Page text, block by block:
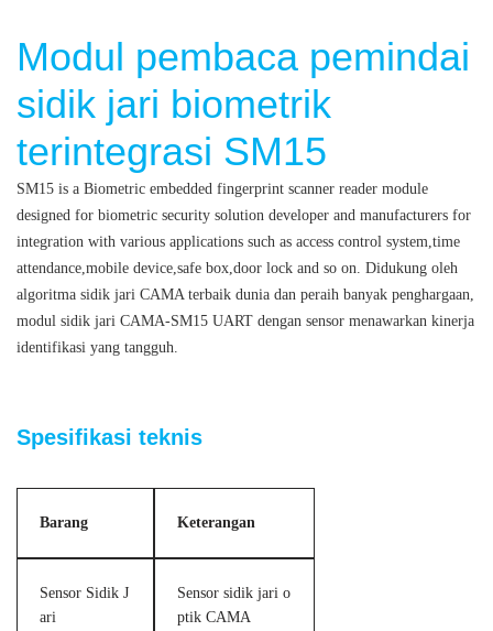
Modul pembaca pemindai
sidik jari biometrik
terintegrasi SM15
SM15 is a Biometric embedded fingerprint scanner reader module
designed for biometric security solution developer and manufacturers for
integration with various applications such as access control system,time
attendance,mobile device,safe box,door lock and so on. Didukung oleh
algoritma sidik jari CAMA terbaik dunia dan peraih banyak penghargaan,
modul sidik jari CAMA-SM15 UART dengan sensor menawarkan kinerja
identifikasi yang tangguh.
Spesifikasi teknis
Barang Keterangan
Sensor Sidik J
ari
Sensor sidik jari o
ptik CAMA